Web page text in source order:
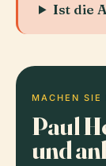
Ist die
MACHEN SIE
Paul
und